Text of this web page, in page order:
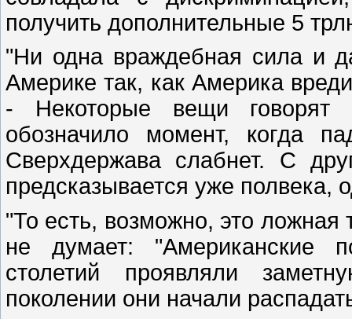
получить дополнительные 5
"Ни одна враждебная сила и
Америке так, как Америка
- Некоторые вещи говорят
обозначило момент, когда
Сверхдержава слабнет. С
предсказывается уже полвека,
"То есть, возможно, это ложная
не думает: "Американские
столетий проявляли
поколении они начали